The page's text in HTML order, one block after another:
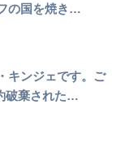
の国を焼き…
キンジェです。ご
破棄された…